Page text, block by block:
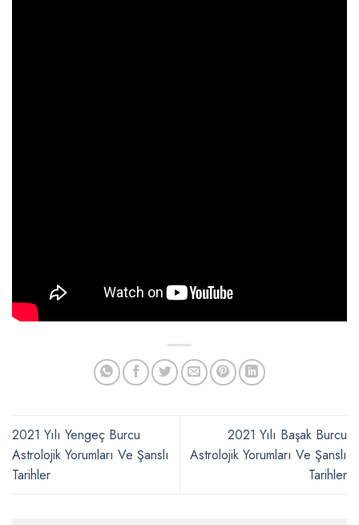
2021 Yılı Yengeç Burcu
Astrolojik Yorumları Ve Şanslı
Tarihler
2021 Yılı Başak Burcu
Astrolojik Yorumları Ve Şanslı
Tarihler